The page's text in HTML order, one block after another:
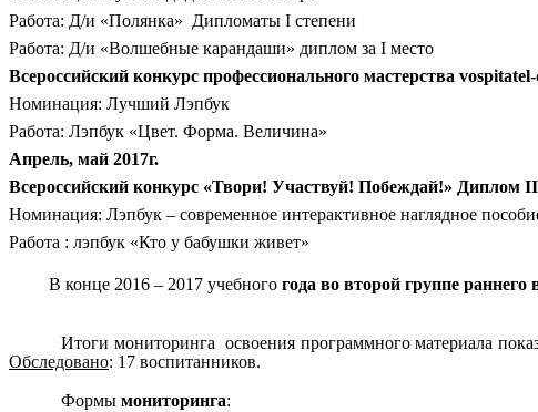
Работа: Д/и «Полянка» Дипломаты I степени
Работа: Д/и «Волшебные карандаши» диплом за I место
Всероссийский конкурс профессионального мастерства
Номинация: Лучший Лэпбук
Работа: Лэпбук «Цвет. Форма. Величина»
Апрель, май 2017г.
Всероссийский конкурс «Твори! Участвуй! Побеждай!» Диплом
Номинация: Лэпбук – современное интерактивное наглядное
Работа : лэпбук «Кто у бабушки живет»
В конце 2016 – 2017 учебного года во второй группе раннего
Итоги мониторинга освоения программного материала
Обследовано: 17 воспитанников.
Формымониторинга: